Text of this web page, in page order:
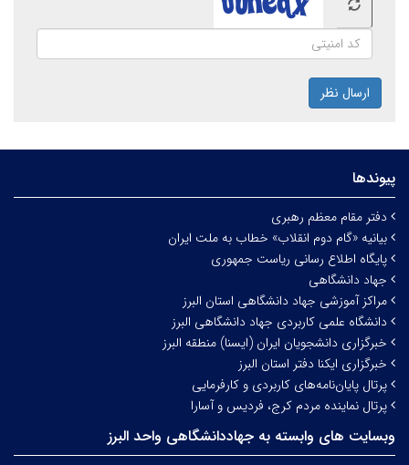
ارسال نظر
پیوندها
دفتر مقام معظم رهبری
بیانیه «گام دوم انقلاب» خطاب به ملت ایران
پایگاه اطلاع رسانی ریاست جمهوری
جهاد دانشگاهی
مراکز آموزشی جهاد دانشگاهی استان البرز
دانشگاه علمی کاربردی جهاد دانشگاهی البرز
خبرگزاری دانشجویان ایران (ایسنا) منطقه البرز
خبرگزاری ایکنا دفتر استان البرز
پرتال پایان‌نامه‌های کاربردی و کارفرمایی
پرتال نماینده مردم کرج، فردیس و آسارا
وبسایت های وابسته به جهاددانشگاهی واحد البرز